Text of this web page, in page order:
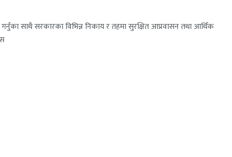
साथै सरकारका विभिन्न निकाय र तहमा सुरक्षित आप्रवासन तथा आर्थिक